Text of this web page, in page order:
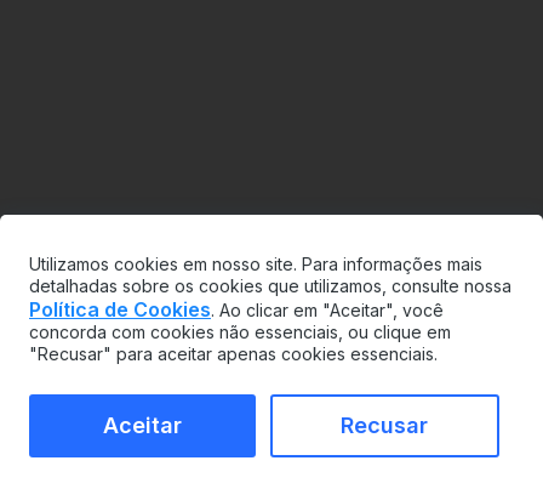
Utilizamos cookies em nosso site. Para informações mais
detalhadas sobre os cookies que utilizamos, consulte nossa
Política de Cookies. Ao clicar em "Aceitar", você
concorda com cookies não essenciais, ou clique em
"Recusar" para aceitar apenas cookies essenciais.
Aceitar Recusar